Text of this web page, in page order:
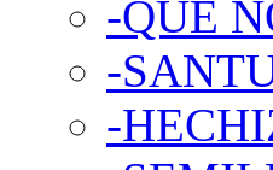
-QUE
-
-